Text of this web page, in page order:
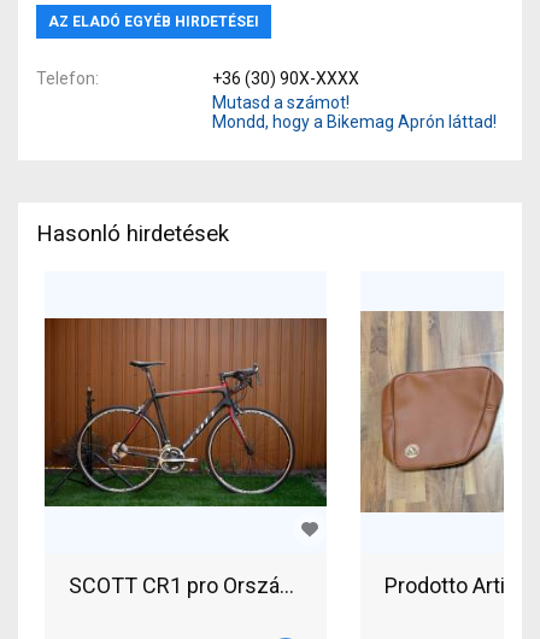
AZ ELADÓ EGYÉB HIRDETÉSEI
Telefon
+36 (30) 90X-XXXX
Mutasd a számot!
Mondd, hogy a Bikemag Aprón láttad!
Hasonló hirdetések
SCOTT CR1 pro Országúti Shimano Dura Ace